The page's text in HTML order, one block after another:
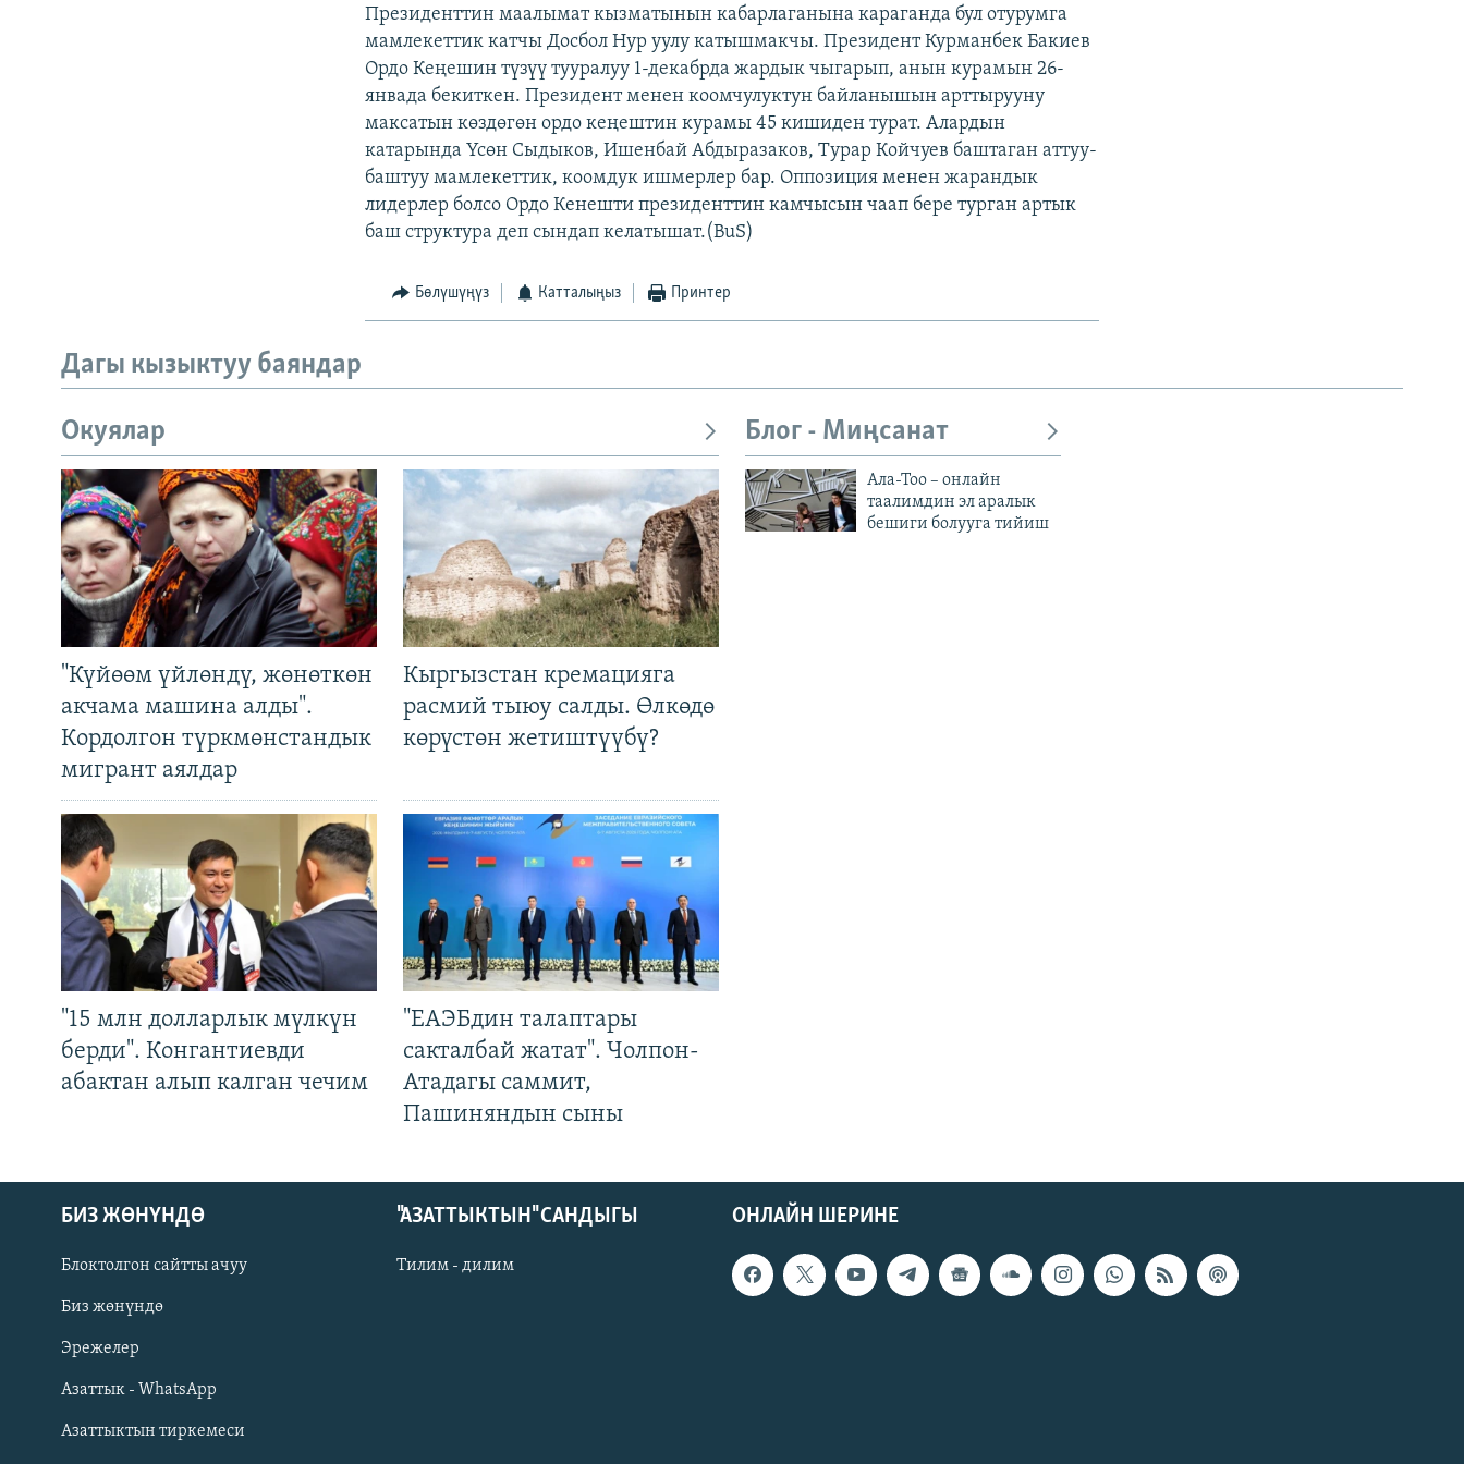
Русский
ОНЛАЙН ШЕРИНЕ
Президенттин маалымат кызматынын кабарлаганына караганда бул отурумга
мамлекеттик катчы Досбол Нур уулу катышмакчы. Президент Курманбек Бакиев
Ордо Кеңешин түзүү тууралуу 1-декабрда жардык чыгарып, анын курамын 26-
янвада бекиткен. Президент менен коомчулуктун байланышын арттырууну
максатын көздөгөн ордо кеңештин курамы 45 кишиден турат. Алардын
катарында Үсөн Сыдыков, Ишенбай Абдыразаков, Турар Койчуев баштаган аттуу-
баштуу мамлекеттик, коомдук ишмерлер бар. Оппозиция менен жарандык
лидерлер болсо Ордо Кенешти президенттин камчысын чаап бере турган артык
баш структура деп сындап келатышат.(BuS)
Бөлүшүңүз Катталыңыз Принтер
Дагы кызыктуу баяндар
Окуялар
"Күйөөм үйлөндү, жөнөткөн
акчама машина алды".
Кордолгон түркмөнстандык
мигрант аялдар
Кыргызстан кремацияга
расмий тыюу салды. Өлкөдө
көрүстөн жетиштүүбү?
"15 млн долларлык мүлкүн
берди". Конгантиевди
абактан алып калган чечим
"ЕАЭБдин талаптары
сакталбай жатат". Чолпон-
Атадагы саммит,
Пашиняндын сыны
Блог - Миңсанат
Ала-Тоо – онлайн
таалимдин эл аралык
бешиги болууга тийиш
ОНЛАЙН ШЕРИНЕ
БИЗ ЖӨНҮНДӨ
Блоктолгон сайтты ачуу
Биз жөнүндө
Эрежелер
Азаттык - WhatsApp
Азаттыктын тиркемеси
"АЗАТТЫКТЫН" САНДЫГЫ
Тилим - дилим